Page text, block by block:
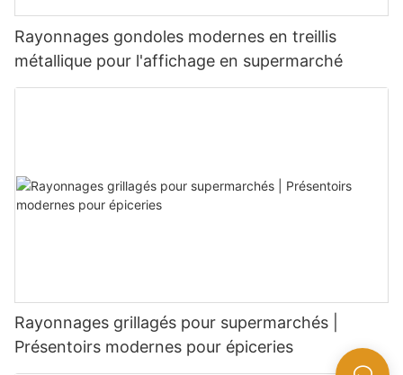
Rayonnages gondoles modernes en treillis
métallique pour l'affichage en supermarché
Rayonnages grillagés pour supermarchés |
Présentoirs modernes pour épiceries